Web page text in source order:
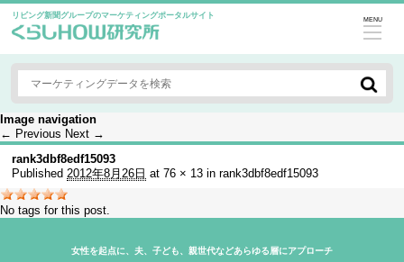
リビング新聞グループのマーケティングポータルサイト MENU
Image navigation
← Previous Next →
rank3dbf8edf15093
Published2012年8月26日 at76 × 13 inrank3dbf8edf15093
No tags for this post.
女性を起点に、夫、子ども、親世代などあらゆる層にアプローチ